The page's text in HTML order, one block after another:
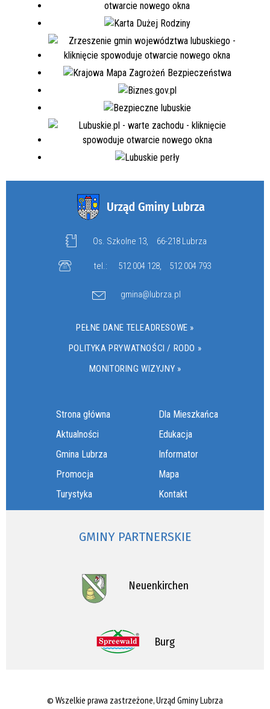
Os. Szkolne 13, 66-218 Lubrza
tel.: 512 004 128, 512 004 793
gmina@lubrza.pl
PEŁNE DANE TELEADRESOWE »
POLITYKA PRYWATNOŚCI / RODO »
MONITORING WIZYJNY »
Strona główna
Aktualności
Gmina Lubrza
Promocja
Turystyka
Dla Mieszkańca
Edukacja
Informator
Mapa
Kontakt
GMINY PARTNERSKIE
Neuenkirchen
Burg
© Wszelkie prawa zastrzeżone, Urząd Gminy Lubrza